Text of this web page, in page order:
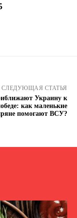
СЛЕДУЮЩАЯ СТАТЬЯ
Украину к
как маленькие
помогают ВСУ?